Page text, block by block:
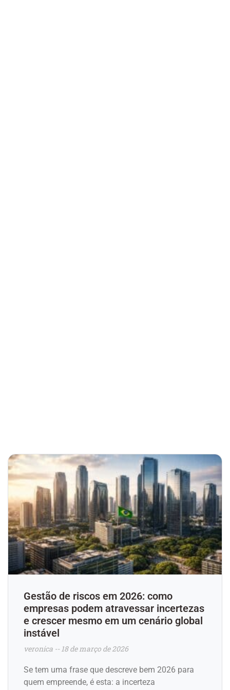
Gestão de riscos em 2026: como
empresas podem atravessar incertezas
e crescer mesmo em um cenário global
instável
veronica 18 de março de 2026
Se tem uma frase que descreve bem 2026 para
quem empreende, é esta: a incerteza